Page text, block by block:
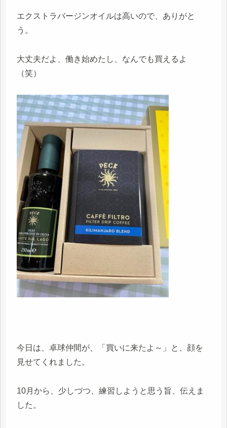
エクストラバージンオイルは高いので、ありがと
う。
大丈夫だよ、働き始めたし、なんでも買えるよ
（笑）
今日は、卓球仲間が、「買いに来たよ～」と、顔を
見せてくれました。
10月から、少しづつ、練習しようと思う旨、伝えま
した。